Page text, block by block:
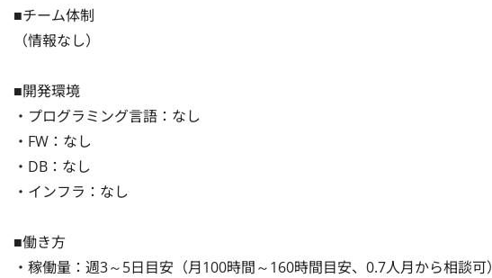
■チーム体制
（情報なし）
■開発環境
・プログラミング言語：なし
・FW：なし
・DB：なし
・インフラ：なし
■働き方
・稼働量：週3～5日目安（月100時間～160時間目安、0.7人月から相談可）